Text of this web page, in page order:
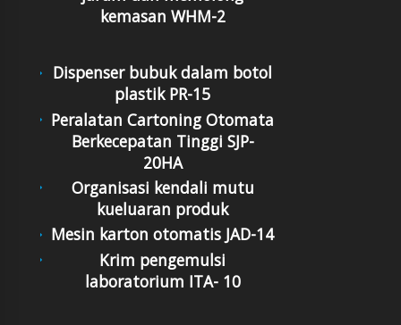
kemasan WHM-2
Dispenser bubuk dalam botol
plastik PR-15
Peralatan Cartoning Otomata
Berkecepatan Tinggi SJP-
20HA
Organisasi kendali mutu
kueluaran produk
Mesin karton otomatis JAD-14
Krim pengemulsi
laboratorium ITA- 10